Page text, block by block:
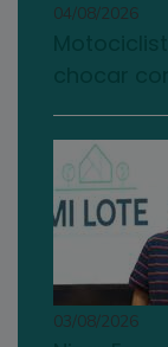
04/08/2026
03/08/2026